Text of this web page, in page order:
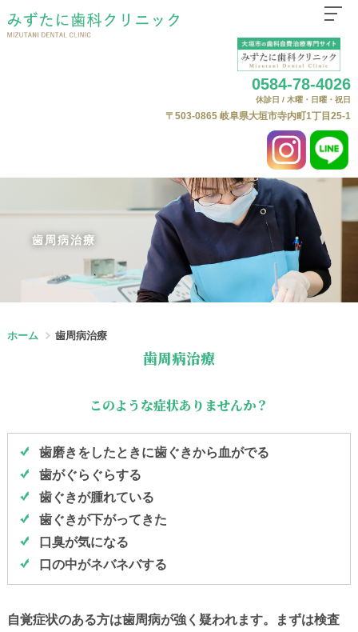
0584-78-4026
休診日 / 木曜・日曜・祝日
〒503-0865 岐阜県大垣市寺内町1丁目25-1
自費料金表
ニュース
Web予約
歯周病治療
ホーム 歯周病治療
歯周病治療
このような症状ありませんか？
歯磨きをしたときに歯ぐきから血がでる
歯がぐらぐらする
歯ぐきが腫れている
歯ぐきが下がってきた
口臭が気になる
口の中がネバネバする
自覚症状のある方は歯周病が強く疑われます。まずは検査